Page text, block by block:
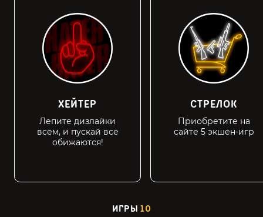
ХЕЙТЕР
Лепите дизлайки
всем, и пускай все
обижаются!
СТРЕЛОК
Приобретите на
сайте 5 экшен-игр
ИГРЫ 10